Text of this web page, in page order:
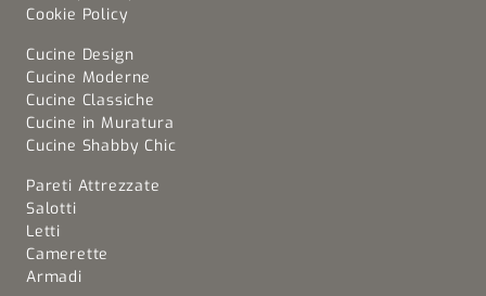
Cookie Policy
Cucine Design
Cucine Moderne
Cucine Classiche
Cucine in Muratura
Cucine Shabby Chic
Pareti Attrezzate
Salotti
Letti
Camerette
Armadi